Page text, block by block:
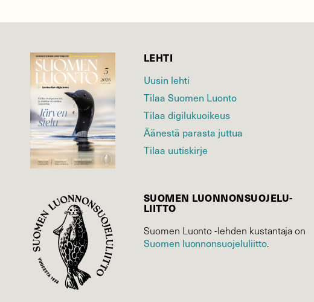
LEHTI
Uusin lehti
Tilaa Suomen Luonto
Tilaa digilukuoikeus
Äänestä parasta juttua
Tilaa uutiskirje
SUOMEN LUONNON­SUOJELU­
LIITTO
Suomen Luonto -lehden kustantaja on
Suomen luonnonsuojelu­liitto.